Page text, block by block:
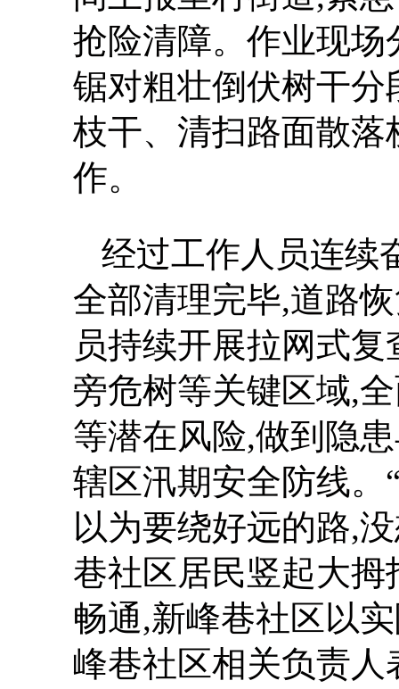
抢险清障。作业现
锯对粗壮倒伏树干
枝干、清扫路面散
作。
经过工作人员连续
全部清理完毕,道路
员持续开展拉网式
旁危树等关键区域,
等潜在风险,做到隐
辖区汛期安全防线。
以为要绕好远的路,
巷社区居民竖起大
畅通,新峰巷社区以
峰巷社区相关负责